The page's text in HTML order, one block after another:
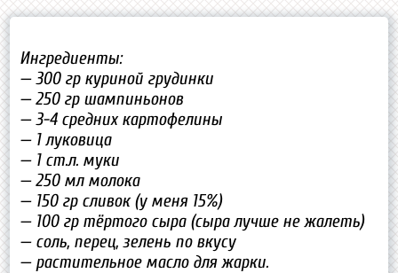
Ингредиенты:
— 300 гр куриной грудинки
— 250 гр шампиньонов
— 3-4 средних картофелины
— 1 луковица
— 1 ст.л. муки
— 250 мл молока
— 150 гр сливок (у меня 15%)
— 100 гр тёртого сыра (сыра лучше не жалеть)
— соль, перец, зелень по вкусу
— растительное масло для жарки.